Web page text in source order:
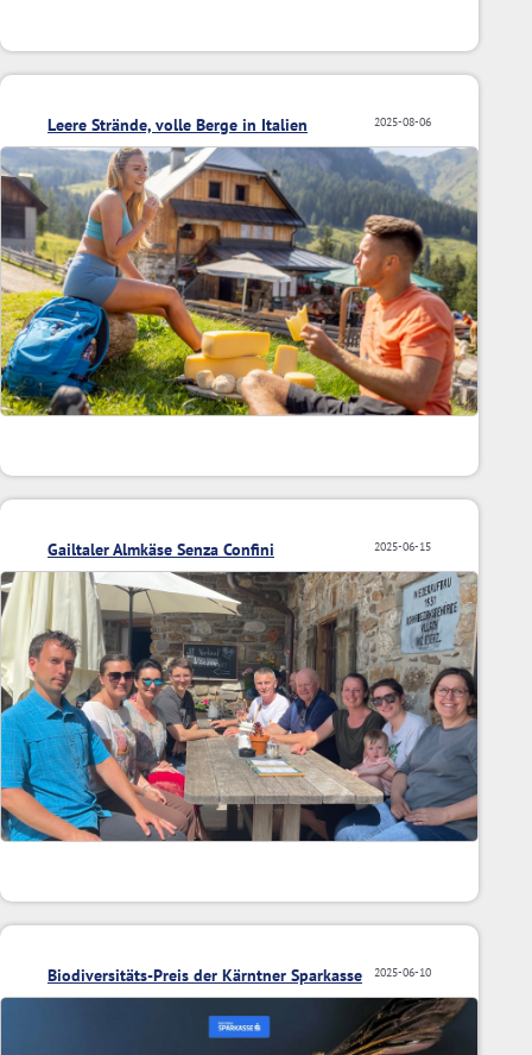
2025-08-06
Leere Strände, volle Berge in Italien
2025-06-15
Gailtaler Almkäse Senza Confini
2025-06-10
Biodiversitäts-Preis der Kärntner Sparkasse